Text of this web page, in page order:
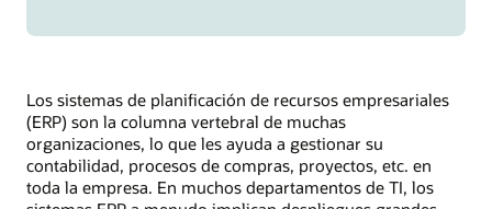
Los sistemas de planificación de recursos empresariales
(ERP) son la columna vertebral de muchas
organizaciones, lo que les ayuda a gestionar su
contabilidad, procesos de compras, proyectos, etc. en
toda la empresa. En muchos departamentos de TI, los